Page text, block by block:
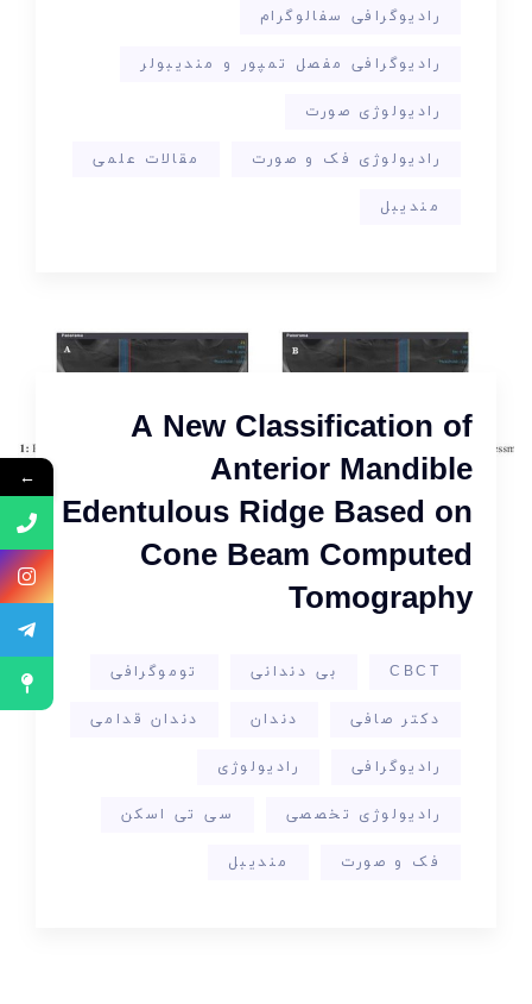
رادیوگرافی سفالوگرام
رادیوگرافی مفصل تمپور و مندیبولر
رادیولوژی صورت
رادیولوژی فک و صورت مقالات علمی
مندیبل
A New Classification of
Anterior Mandible
Edentulous Ridge Based on
Cone Beam Computed
Tomography
CBCT بی دندانی توموگرافی
دکتر صافی دندان دندان قدامی
رادیوگرافی رادیولوژی
رادیولوژی تخصصی سی تی اسکن
فک و صورت مندیبل
←